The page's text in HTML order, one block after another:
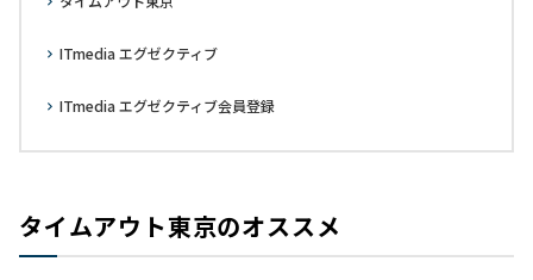
ITmedia エグゼクティブ
ITmedia エグゼクティブ会員登録
タイムアウト東京のオススメ